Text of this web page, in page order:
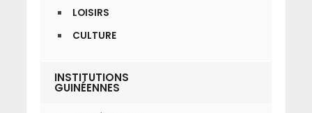
LOISIRS
CULTURE
INSTITUTIONS
GUINÉENNES